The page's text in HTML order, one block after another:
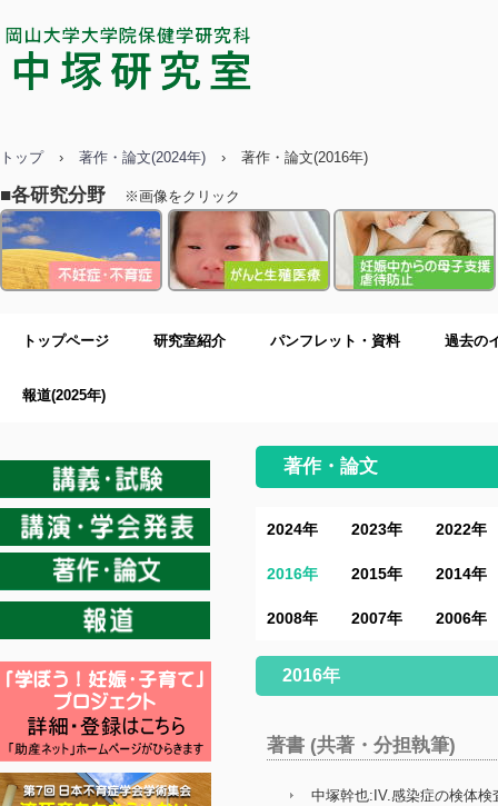
研究科
トップ › 著作・論文(2024年) › 著作・論文(2016年)
■各研究分野 ※画像をクリック
トップページ 研究室紹介 パンフレット・資料 過去の
報道(2025年)
著作・論文
2024年 2023年 2022年
2016年 2015年 2014年
2008年 2007年 2006年
2016年
著書 (共著・分担執筆)
中塚幹也:IV.感染症の検体